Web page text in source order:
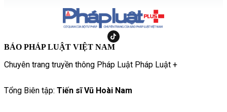
BÁO PHÁP LUẬT VIỆT NAM
Chuyên trang truyền thông Pháp Luật Pháp Luật +
Tổng Biên tập: Tiến sĩ Vũ Hoài Nam